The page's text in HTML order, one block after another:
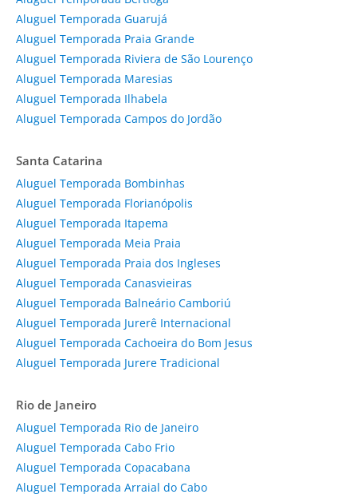
Aluguel Temporada Guarujá
Aluguel Temporada Praia Grande
Aluguel Temporada Riviera de São Lourenço
Aluguel Temporada Maresias
Aluguel Temporada Ilhabela
Aluguel Temporada Campos do Jordão
Santa Catarina
Aluguel Temporada Bombinhas
Aluguel Temporada Florianópolis
Aluguel Temporada Itapema
Aluguel Temporada Meia Praia
Aluguel Temporada Praia dos Ingleses
Aluguel Temporada Canasvieiras
Aluguel Temporada Balneário Camboriú
Aluguel Temporada Jurerê Internacional
Aluguel Temporada Cachoeira do Bom Jesus
Aluguel Temporada Jurere Tradicional
Rio de Janeiro
Aluguel Temporada Rio de Janeiro
Aluguel Temporada Cabo Frio
Aluguel Temporada Copacabana
Aluguel Temporada Arraial do Cabo